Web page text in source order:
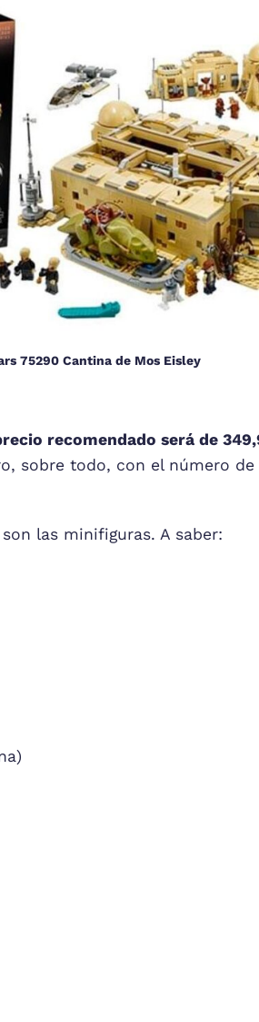
75290 Cantina de Mos Eisley
recomendado será de
sobre todo, con el número
las minifiguras. A saber: